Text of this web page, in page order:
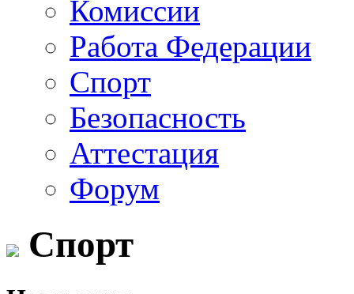
Комиссии
Работа Федерации
Спорт
Безопасность
Аттестация
Форум
Спорт